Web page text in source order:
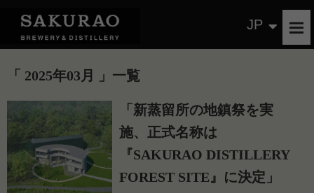
JP
2025年03月 一覧
「新蒸留所の地鎮祭を実
施、正式名称は
『SAKURAO DISTILLERY
FOREST SITE』に決定」